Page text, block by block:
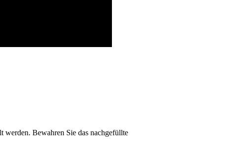
werden. Bewahren Sie das nachgefüllte